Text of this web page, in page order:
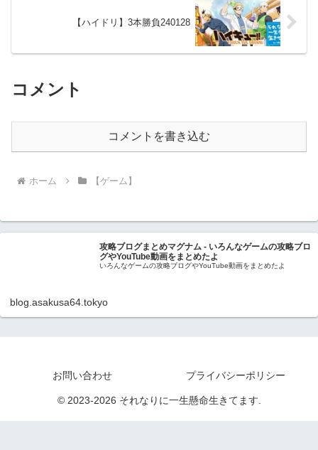
【ハイドリ】3本勝負240128
コメント
コメントを書き込む
ホーム 【ゲーム】
攻略ブログまとめマグナム - いろんなゲームの攻略ブロ
グやYouTube動画をまとめたよ
いろんなゲームの攻略ブログやYouTube動画をまとめたよ
blog.asakusa64.tokyo
お問い合わせ プライバシーポリシー
© 2023-2026 それなりに一生懸命生きてます.